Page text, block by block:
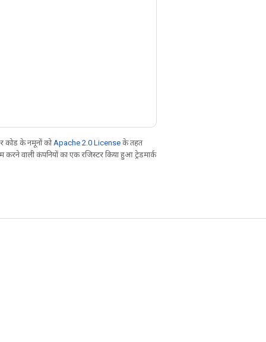
के नमूनों को Apache 2.0 License के तहत
वाली कंपनियों का एक रजिस्टर किया हुआ ट्रेडमार्क